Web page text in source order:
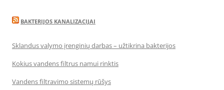
BAKTERIJOS KANALIZACIJAI
Sklandus valymo įrenginių darbas – užtikrina bakterijos
Kokius vandens filtrus namui rinktis
Vandens filtravimo sistemų rūšys